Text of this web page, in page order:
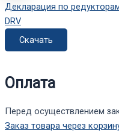
Декларация по
DRV
Скачать
Оплата
Перед осуществлением
Заказ товара через